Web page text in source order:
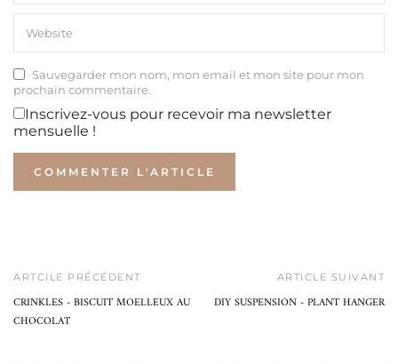
Sauvegarder mon nom, mon email et mon site pour mon
prochain commentaire.
Inscrivez-vous pour recevoir ma newsletter
mensuelle !
ARTCILE PRÉCÉDENT
CRINKLES - BISCUIT MOELLEUX AU
CHOCOLAT
ARTICLE SUIVANT
DIY SUSPENSION - PLANT HANGER